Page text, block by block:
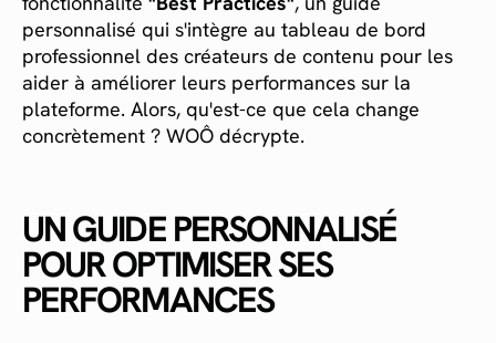
personnalisé qui s'intègre au tableau de bord
professionnel des créateurs de contenu pour les
aider à améliorer leurs performances sur la
plateforme. Alors, qu'est-ce que cela change
concrètement ? WOÔ décrypte.
UN GUIDE PERSONNALISÉ
POUR OPTIMISER SES
PERFORMANCES